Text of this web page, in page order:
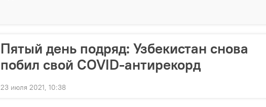
Пятый день подряд: Узбекистан снова
побил свой COVID-антирекорд
23 июля 2021, 10:38